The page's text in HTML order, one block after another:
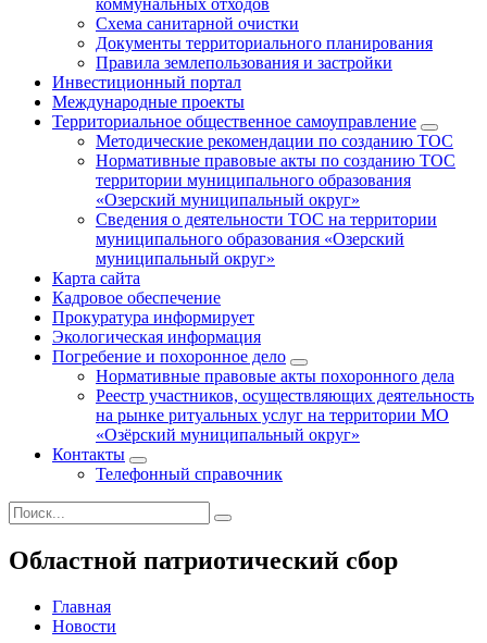
коммунальных отходов
Схема санитарной очистки
Документы территориального планирования
Правила землепользования и застройки
Инвестиционный портал
Международные проекты
Территориальное общественное самоуправление
Методические рекомендации по созданию ТОС
Нормативные правовые акты по созданию ТОС
территории муниципального образования
«Озерский муниципальный округ»
Сведения о деятельности ТОС на территории
муниципального образования «Озерский
муниципальный округ»
Карта сайта
Кадровое обеспечение
Прокуратура информирует
Экологическая информация
Погребение и похоронное дело
Нормативные правовые акты похоронного дела
Реестр участников, осуществляющих деятельность
на рынке ритуальных услуг на территории МО
«Озёрский муниципальный округ»
Контакты
Телефонный справочник
Областной патриотический сбор
Главная
Новости